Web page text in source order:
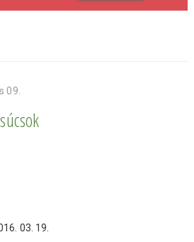
SZJA 1%
Támogatóink
09.
03. 19.